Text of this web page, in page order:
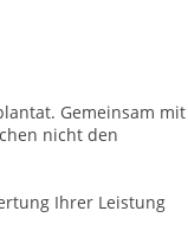
Gemeinsam mit
nicht den
Ihrer Leistung